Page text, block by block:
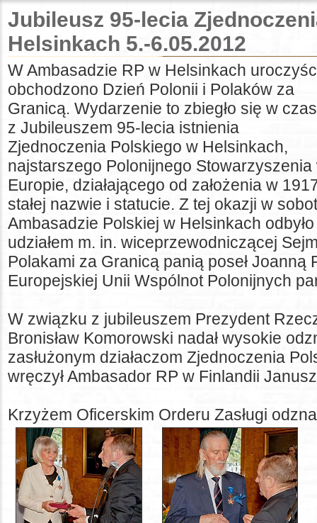
Jubileusz 95-lecia
Helsinkach 5.-6.05.2012
W Ambasadzie RP w Helsinkach
obchodzono Dzień Polonii i Polaków za
Granicą. Wydarzenie to zbiegło się w
z Jubileuszem 95-lecia istnienia
Zjednoczenia Polskiego w Helsinkach,
najstarszego Polonijnego Stowarzyszenia
Europie, działającego od założenia w
stałej nazwie i statucie. Z tej okazji w
Ambasadzie Polskiej w Helsinkach
udziałem m. in. wiceprzewodniczącej
Polakami za Granicą panią poseł Joanną
Europejskiej Unii Wspólnot Polonijnych
W związku z jubileuszem Prezydent
Bronisław Komorowski nadał wysokie
zasłużonym działaczom Zjednoczenia
wręczył Ambasador RP w Finlandii
Krzyżem Oficerskim Orderu Zasługi